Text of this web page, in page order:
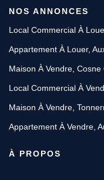
NOS ANNONCES
Local Commercial À
Appartement À Louer,
Maison À Vendre,
Local Commercial À
Maison À Vendre,
Appartement À Vendre,
À PROPOS